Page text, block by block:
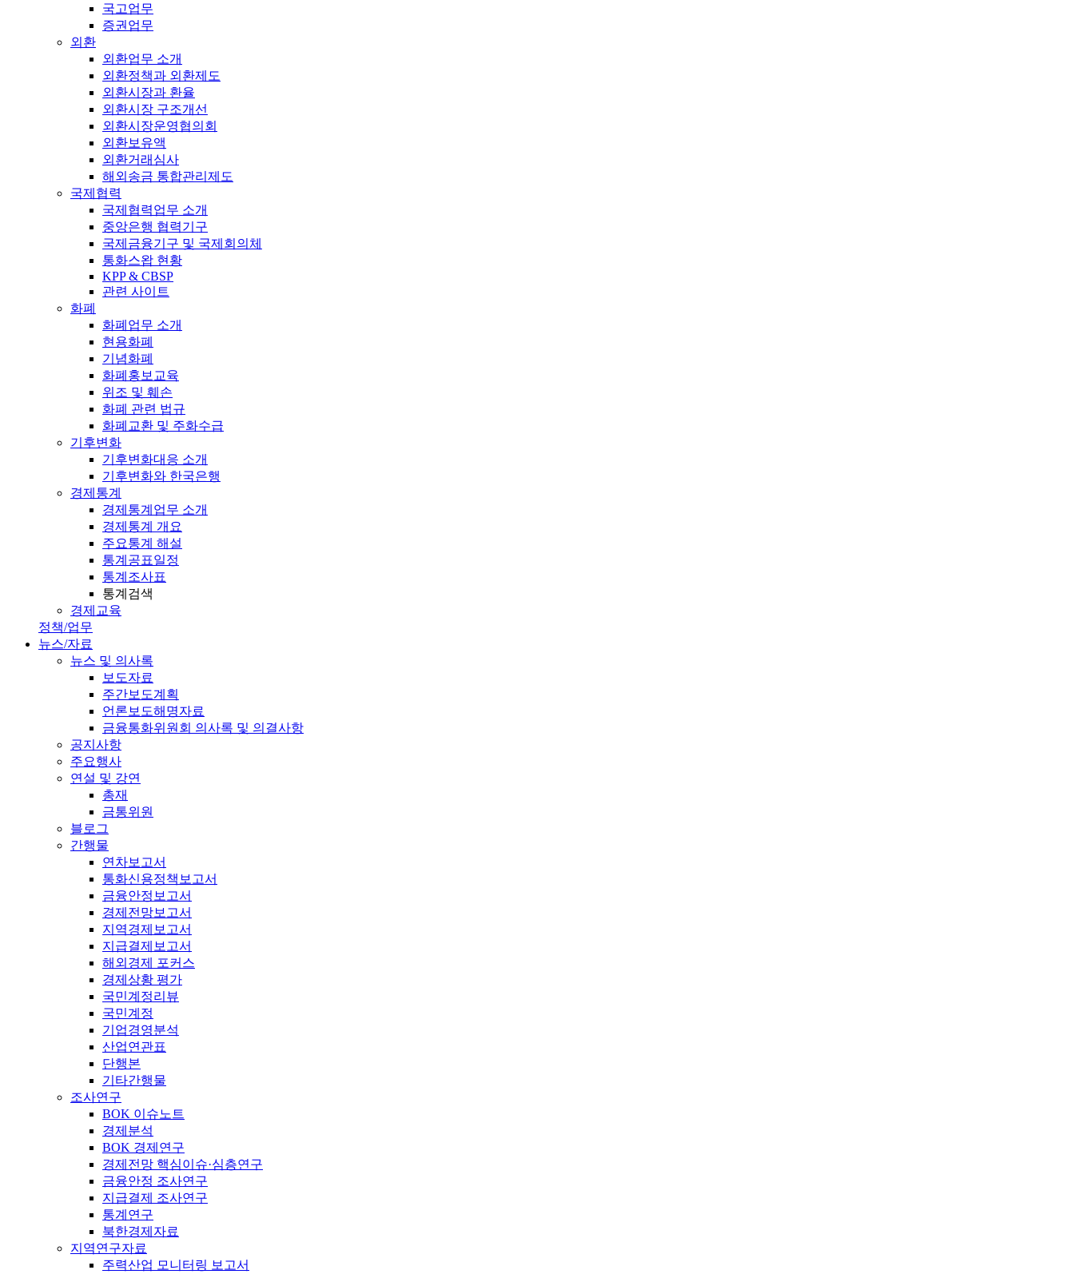
국고업무
증권업무
외환
외환업무 소개
외환정책과 외환제도
외환시장과 환율
외환시장 구조개선
외환시장운영협의회
외환보유액
외환거래심사
해외송금 통합관리제도
국제협력
국제협력업무 소개
중앙은행 협력기구
국제금융기구 및 국제회의체
통화스왑 현황
KPP & CBSP
관련 사이트
화폐
화폐업무 소개
현용화폐
기념화폐
화폐홍보교육
위조 및 훼손
화폐 관련 법규
화폐교환 및 주화수급
기후변화
기후변화대응 소개
기후변화와 한국은행
경제통계
경제통계업무 소개
경제통계 개요
주요통계 해설
통계공표일정
통계조사표
통계검색
경제교육
정책/업무
뉴스/자료
뉴스 및 의사록
보도자료
주간보도계획
언론보도해명자료
금융통화위원회 의사록 및 의결사항
공지사항
주요행사
연설 및 강연
총재
금통위원
블로그
간행물
연차보고서
통화신용정책보고서
금융안정보고서
경제전망보고서
지역경제보고서
지급결제보고서
해외경제 포커스
경제상황 평가
국민계정리뷰
국민계정
기업경영분석
산업연관표
단행본
기타간행물
조사연구
BOK 이슈노트
경제분석
BOK 경제연구
경제전망 핵심이슈·심층연구
금융안정 조사연구
지급결제 조사연구
통계연구
북한경제자료
지역연구자료
주력산업 모니터링 보고서